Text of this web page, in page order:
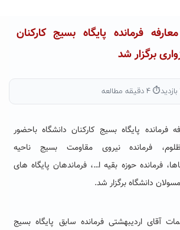
فرمانده پایگاه بسیج کارکنان
برگزار شد
⏱ ۴ دقیقه مطالعه
فرمانده پایگاه بسیج کارکنان دانشگاه باحضور
فرمانده نیروی مقاومت بسیج ناحیه
فرمانده حوزه بقیه ا…، فرماندهان پایگاه های
دانشگاه برگزار شد.
آقای اردیبهشتی فرمانده سابق پایگاه بسیج